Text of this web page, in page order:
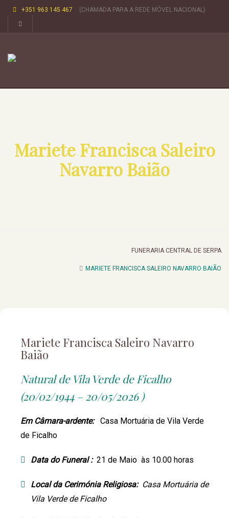
+351 963 145 467 (CHAMADA PARA A REDE MÓVEL NACIONAL)
Mariete Francisca Saleiro
Navarro Baião
FUNERARIA CENTRAL DE SERPA
MARIETE FRANCISCA SALEIRO NAVARRO BAIÃO
Mariete Francisca Saleiro Navarro
Baião
Natural de Vila Verde de Ficalho
(20/02/1944 – 20/05/2026 )
Em Câmara-ardente: Casa Mortuária de Vila Verde
de Ficalho
Data do Funeral : 21 de Maio às 10.00 horas
Local da Cerimónia Religiosa: Casa Mortuária de
Vila Verde de Ficalho